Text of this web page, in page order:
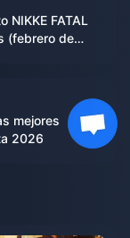
NIKKE FATAL
(febrero de
mejores
2026